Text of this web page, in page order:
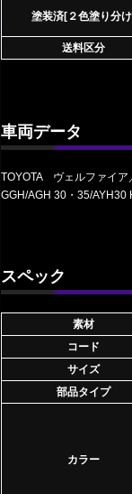
塗装済[２色塗り分
送料区分
車両データ
TOYOTA ヴェルファイア
GGH/AGH 30・35/AYH30
スペック
素材
コード
サイズ
部品タイプ
カラー